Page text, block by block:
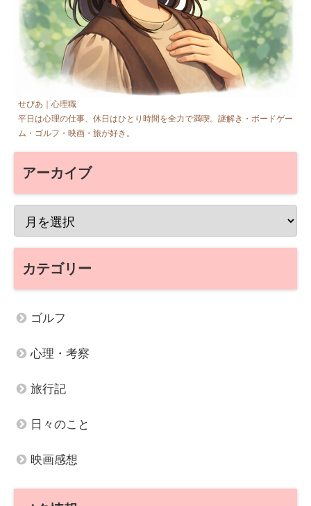
せぴあ｜心理職
平日は心理の仕事、休日はひとり時間を全力で満喫。謎解き・ボードゲー
ム・ゴルフ・映画・旅が好き。
アーカイブ
カテゴリー
ゴルフ
心理・考察
旅行記
日々のこと
映画感想